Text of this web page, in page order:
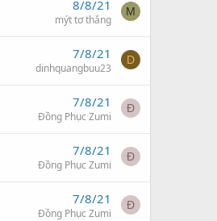
8/8/21
mýt tơ thắng
M
7/8/21
dinhquangbuu23
D
7/8/21
Đồng Phục Zumi
Đ
7/8/21
Đồng Phục Zumi
Đ
7/8/21
Đồng Phục Zumi
Đ